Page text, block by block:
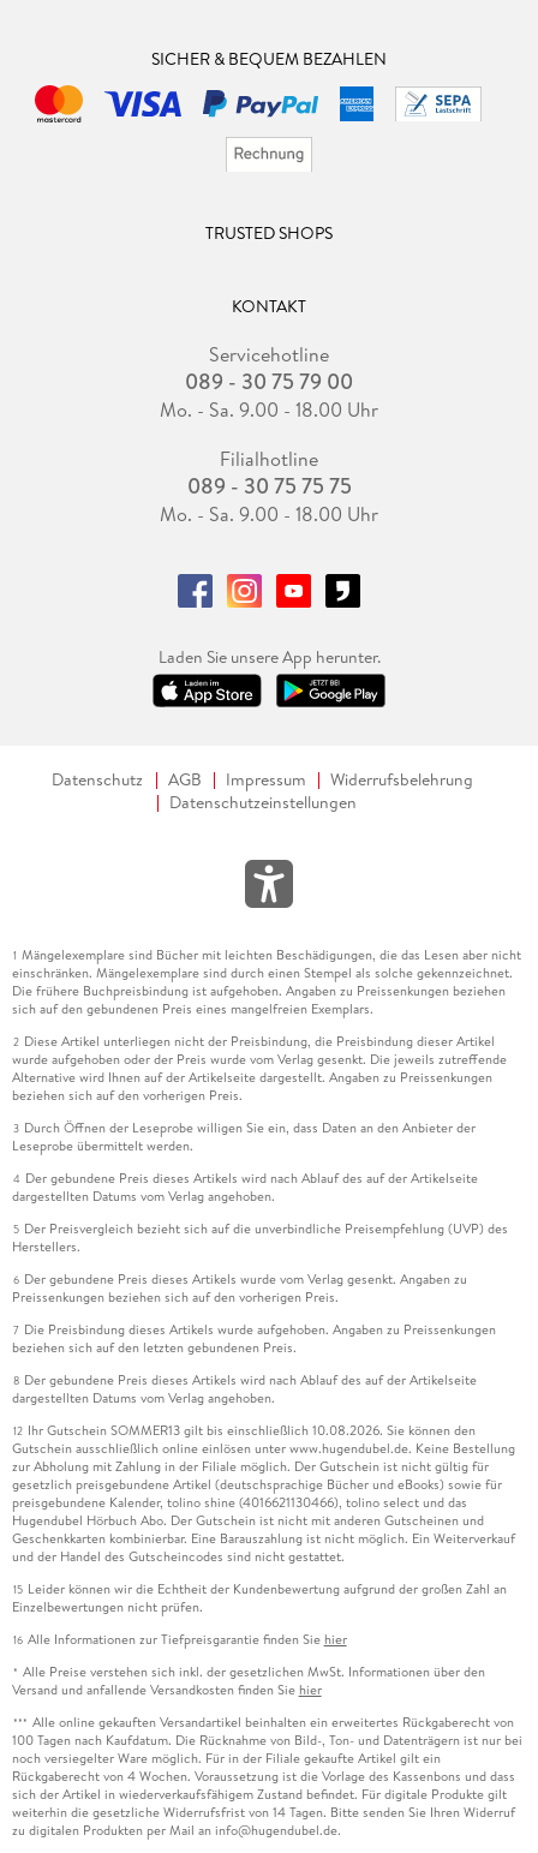
SICHER & BEQUEM BEZAHLEN
TRUSTED SHOPS
KONTAKT
Servicehotline
089 - 30 75 79 00
Mo. - Sa. 9.00 - 18.00 Uhr
Filialhotline
089 - 30 75 75 75
Mo. - Sa. 9.00 - 18.00 Uhr
Laden Sie unsere App herunter.
Datenschutz AGB Impressum
Widerrufsbelehrung
Datenschutzeinstellungen
1 Mängelexemplare sind Bücher mit leichten Beschädigungen, die das Lesen aber nicht
einschränken. Mängelexemplare sind durch einen Stempel als solche gekennzeichnet.
Die frühere Buchpreisbindung ist aufgehoben. Angaben zu Preissenkungen beziehen
sich auf den gebundenen Preis eines mangelfreien Exemplars.
2 Diese Artikel unterliegen nicht der Preisbindung, die Preisbindung dieser Artikel
wurde aufgehoben oder der Preis wurde vom Verlag gesenkt. Die jeweils zutreffende
Alternative wird Ihnen auf der Artikelseite dargestellt. Angaben zu Preissenkungen
beziehen sich auf den vorherigen Preis.
3 Durch Öffnen der Leseprobe willigen Sie ein, dass Daten an den Anbieter der
Leseprobe übermittelt werden.
4 Der gebundene Preis dieses Artikels wird nach Ablauf des auf der Artikelseite
dargestellten Datums vom Verlag angehoben.
5 Der Preisvergleich bezieht sich auf die unverbindliche Preisempfehlung (UVP) des
Herstellers.
6 Der gebundene Preis dieses Artikels wurde vom Verlag gesenkt. Angaben zu
Preissenkungen beziehen sich auf den vorherigen Preis.
7 Die Preisbindung dieses Artikels wurde aufgehoben. Angaben zu Preissenkungen
beziehen sich auf den letzten gebundenen Preis.
8 Der gebundene Preis dieses Artikels wird nach Ablauf des auf der Artikelseite
dargestellten Datums vom Verlag angehoben.
12 Ihr Gutschein SOMMER13 gilt bis einschließlich 10.08.2026. Sie können den
Gutschein ausschließlich online einlösen unter www.hugendubel.de. Keine Bestellung
zur Abholung mit Zahlung in der Filiale möglich. Der Gutschein ist nicht gültig für
gesetzlich preisgebundene Artikel (deutschsprachige Bücher und eBooks) sowie für
preisgebundene Kalender, tolino shine (4016621130466), tolino select und das
Hugendubel Hörbuch Abo. Der Gutschein ist nicht mit anderen Gutscheinen und
Geschenkkarten kombinierbar. Eine Barauszahlung ist nicht möglich. Ein Weiterverkauf
und der Handel des Gutscheincodes sind nicht gestattet.
15 Leider können wir die Echtheit der Kundenbewertung aufgrund der großen Zahl an
Einzelbewertungen nicht prüfen.
16 Alle Informationen zur Tiefpreisgarantie finden Sie hier
* Alle Preise verstehen sich inkl. der gesetzlichen MwSt. Informationen über den
Versand und anfallende Versandkosten finden Sie hier
*** Alle online gekauften Versandartikel beinhalten ein erweitertes Rückgaberecht von
100 Tagen nach Kaufdatum. Die Rücknahme von Bild-, Ton- und Datenträgern ist nur bei
noch versiegelter Ware möglich. Für in der Filiale gekaufte Artikel gilt ein
Rückgaberecht von 4 Wochen. Voraussetzung ist die Vorlage des Kassenbons und dass
sich der Artikel in wiederverkaufsfähigem Zustand befindet. Für digitale Produkte gilt
weiterhin die gesetzliche Widerrufsfrist von 14 Tagen. Bitte senden Sie Ihren Widerruf
zu digitalen Produkten per Mail an info@hugendubel.de.